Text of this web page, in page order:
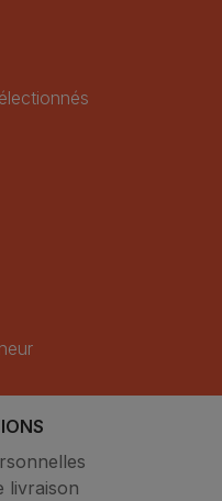
livraison